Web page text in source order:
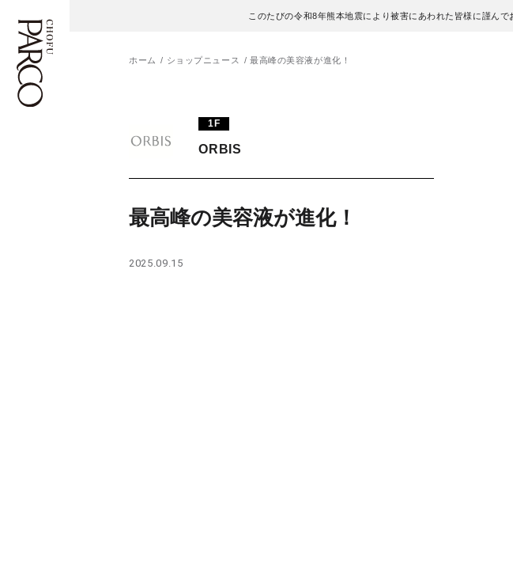
このたびの令和8年熊本地震により被害にあわれた皆様に謹ん
施設案内・アクセス
ホーム ショップニュース 最高峰の美容液が進化！
1F
ORBIS
最高峰の美容液が進化！
2025.09.15